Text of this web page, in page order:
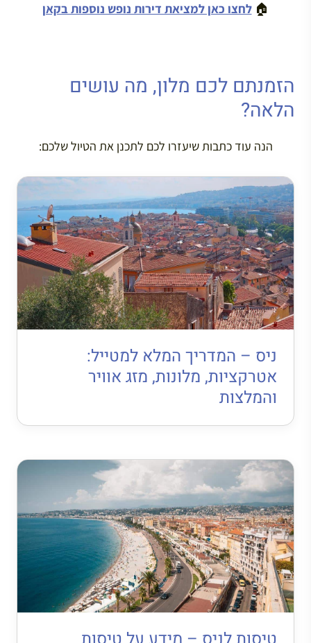
🏠לחצו כאן למציאת דירות נופש נוספות בקאן
הזמנתם לכם מלון, מה עושים
הלאה?
הנה עוד כתבות שיעזרו לכם לתכנן את הטיול שלכם:
ניס – המדריך המלא למטייל:
אטרקציות, מלונות, מזג אוויר
והמלצות